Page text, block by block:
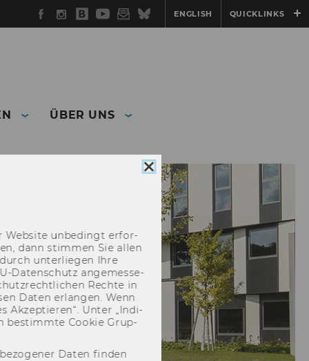
Facebook
Instagram
WU
Blog
YouTube
Newsletter
BlueskyENGLISH QUICKLINKS
ÜBER UNS
Cookie
Consent
schließen
Web­site un­be­dingt er­for­
dann stim­men Sie allen
un­ter­lie­gen Ihre
​Datenschutz an­ge­mes­se­
Rech­te in
Daten er­lan­gen. Wenn
Ak­zep­tie­ren“. Unter „In­di­
be­stimm­te Coo­kie Grup­
Daten finden